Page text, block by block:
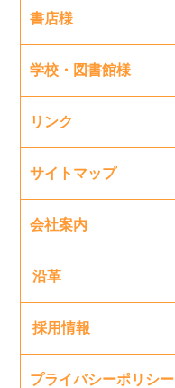
書店様
学校・図書館様
リンク
サイトマップ
会社案内
沿革
採用情報
プライバシーポリシー